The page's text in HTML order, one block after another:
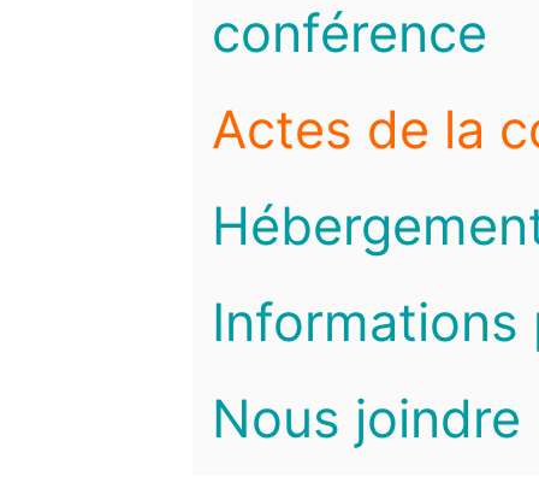
conférence
Actes de la
Informations
Nous joindre